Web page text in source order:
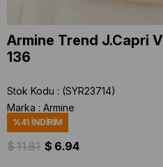
Armine Trend J.Capri
136
Stok Kodu
(SYR23714)
Marka : Armine
%41 İNDIRIM
$ 11.81 $ 6.94